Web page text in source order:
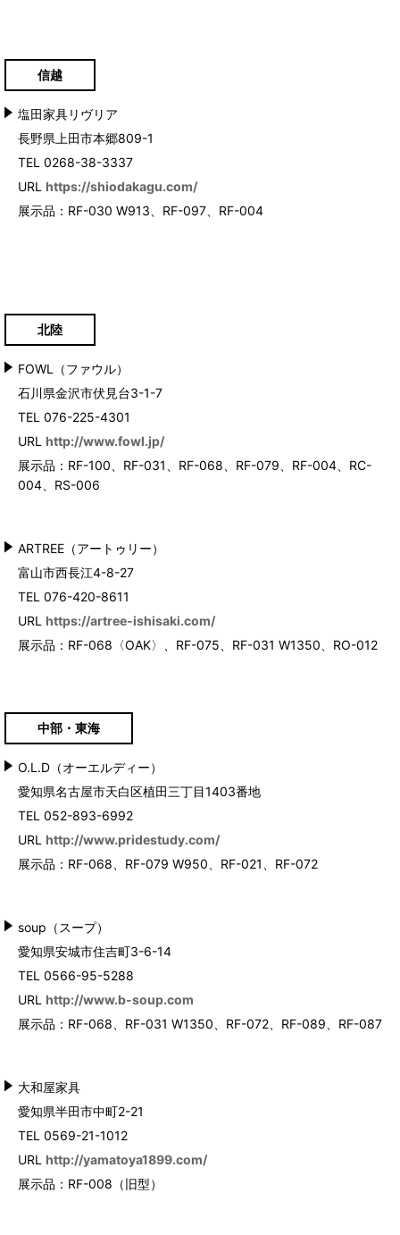
信越
塩田家具リヴリア
長野県上田市本郷809-1
TEL 0268-38-3337
URL https://shiodakagu.com/
展示品：RF-030 W913、RF-097、RF-004
北陸
FOWL（ファウル）
石川県金沢市伏見台3-1-7
TEL 076-225-4301
URL http://www.fowl.jp/
展示品：RF-100、RF-031、RF-068、RF-079、RF-004、RC-
004、RS-006
ARTREE（アートゥリー）
富山市西長江4-8-27
TEL 076-420-8611
URL https://artree-ishisaki.com/
展示品：RF-068〈OAK〉、RF-075、RF-031 W1350、RO-012
中部・東海
O.L.D（オーエルディー）
愛知県名古屋市天白区植田三丁目1403番地
TEL 052-893-6992
URL http://www.pridestudy.com/
展示品：RF-068、RF-079 W950、RF-021、RF-072
soup（スープ）
愛知県安城市住吉町3-6-14
TEL 0566-95-5288
URL http://www.b-soup.com
展示品：RF-068、RF-031 W1350、RF-072、RF-089、RF-087
大和屋家具
愛知県半田市中町2-21
TEL 0569-21-1012
URL http://yamatoya1899.com/
展示品：RF-008（旧型）